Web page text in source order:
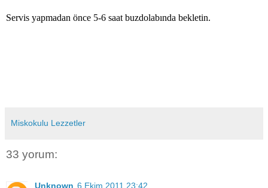
Servis yapmadan önce 5-6 saat buzdolabında bekletin.
Miskokulu Lezzetler
33 yorum:
Unknown 6 Ekim 2011 23:42